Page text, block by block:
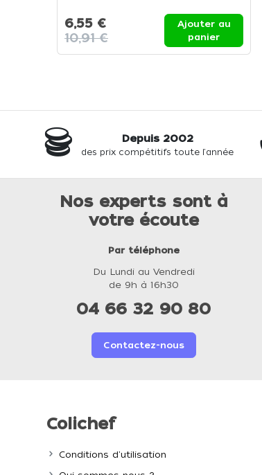
6,55 €
10,91 €
Ajouter au
panier
Depuis 2002
des prix compétitifs toute l'année
Nos experts sont à
votre écoute
Par téléphone
Du Lundi au Vendredi
de 9h à 16h30
04 66 32 90 80
Contactez-nous
Colichef
Conditions d'utilisation